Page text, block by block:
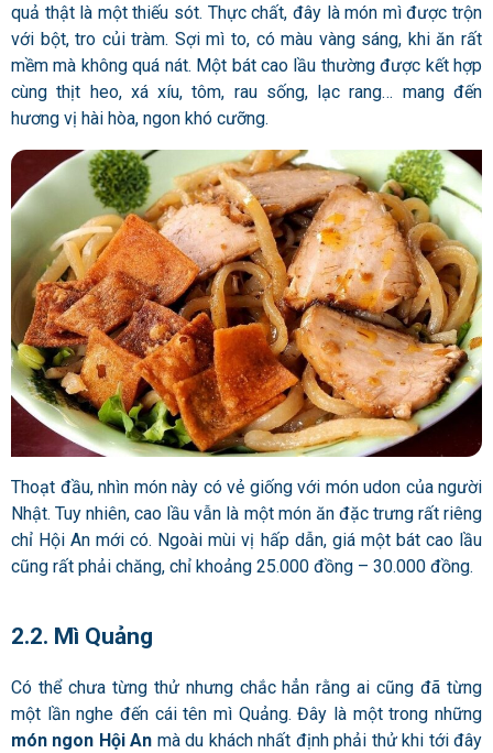
quả thật là một thiếu sót. Thực chất, đây là món mì được trộn
với bột, tro củi tràm. Sợi mì to, có màu vàng sáng, khi ăn rất
mềm mà không quá nát. Một bát cao lầu thường được kết hợp
cùng thịt heo, xá xíu, tôm, rau sống, lạc rang… mang đến
hương vị hài hòa, ngon khó cưỡng.
Thoạt đầu, nhìn món này có vẻ giống với món udon của người
Nhật. Tuy nhiên, cao lầu vẫn là một món ăn đặc trưng rất riêng
chỉ Hội An mới có. Ngoài mùi vị hấp dẫn, giá một bát cao lầu
cũng rất phải chăng, chỉ khoảng 25.000 đồng – 30.000 đồng.
2.2. Mì Quảng
Có thể chưa từng thử nhưng chắc hẳn rằng ai cũng đã từng
một lần nghe đến cái tên mì Quảng. Đây là một trong những
món ngon Hội An mà du khách nhất định phải thử khi tới đây